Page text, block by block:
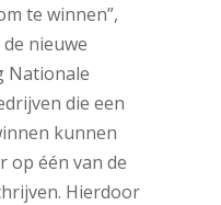
te winnen”,
nieuwe
Nationale
die een
kunnen
op één van de
Hierdoor